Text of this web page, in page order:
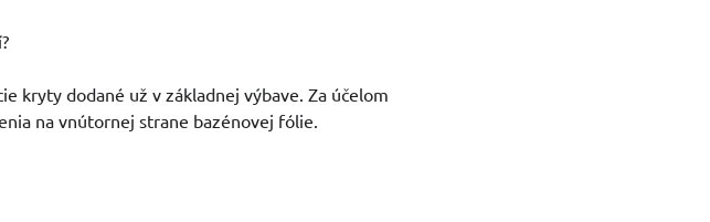
kryty dodané už v základnej výbave. Za účelom
na vnútornej strane bazénovej fólie.